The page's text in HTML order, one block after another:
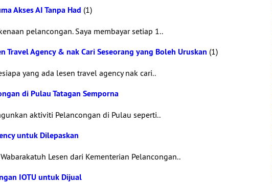
Akses AI Tanpa Had (1)
pelancongan. Saya membayar setiap 1..
Travel Agency & nak Cari Seseorang yang Boleh Uruskan (1)
yang ada lesen travel agency nak cari..
di Pulau Tatagan Semporna
aktiviti Pelancongan di Pulau seperti..
untuk Dilepaskan
Lesen dari Kementerian Pelancongan..
IOTU untuk Dijual